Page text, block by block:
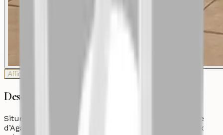
Afficher plus de photos
Description
Situé au Quartier Administratif, en plein centre-ville
d’Agadir, cet appartement de 235 m² offre de beaux